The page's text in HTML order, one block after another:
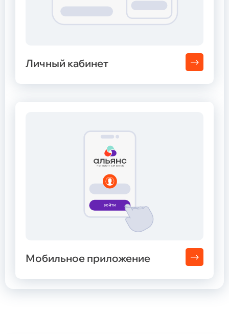
Личный кабинет
Мобильное приложение